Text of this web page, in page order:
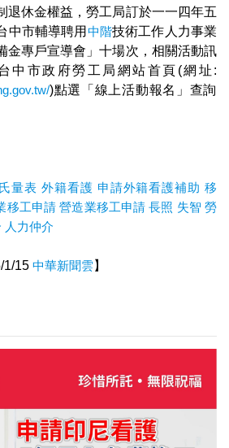
退休金權益，勞工局訂於一一四年五
中市輔導聘用 中階技術工作人力事業
金專戶宣導會」十場次，相關活動訊
中市政府勞工局網站首頁(網址:
)點選「線上活動報名」查詢
量表 外籍看護 申請外籍看護補助 移
移工申請 營造業移工申請 長照 失智 勞
人力仲介
1/15 中華新聞雲】